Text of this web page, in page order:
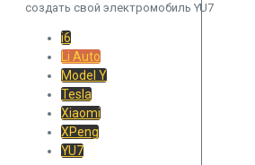
создать свой электромобиль YU7
i6
Li Auto
Model Y
Tesla
Xiaomi
XPeng
YU7